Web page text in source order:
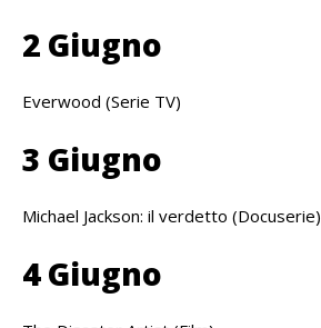
2 Giugno
Everwood (Serie TV)
3 Giugno
Michael Jackson: il verdetto (Docuserie)
4 Giugno